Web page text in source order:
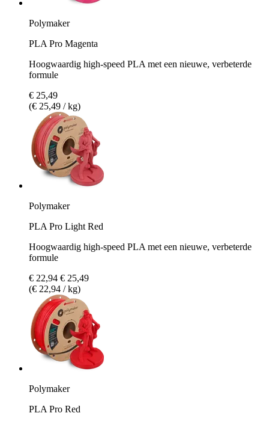
Polymaker
PLA Pro Magenta
Hoogwaardig high-speed PLA met een nieuwe, verbeterde
formule
€ 25,49
(€ 25,49 / kg)
Polymaker
PLA Pro Light Red
Hoogwaardig high-speed PLA met een nieuwe, verbeterde
formule
€ 22,94 € 25,49
(€ 22,94 / kg)
Polymaker
PLA Pro Red